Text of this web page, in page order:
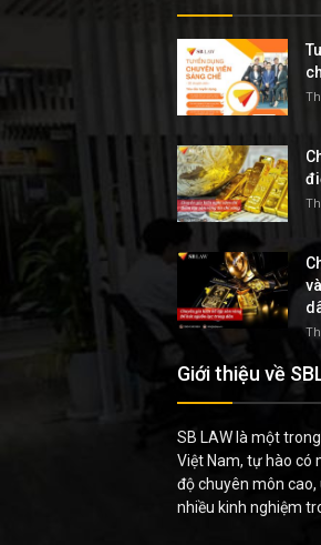
Giới thiệu về
SB LAW là một
Việt Nam, tự hào có
độ chuyên môn cao,
nhiều kinh nghiệm